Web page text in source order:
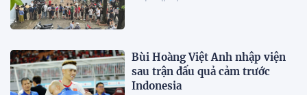
Bùi Hoàng Việt Anh nhập viện
sau trận đấu quả cảm trước
Indonesia